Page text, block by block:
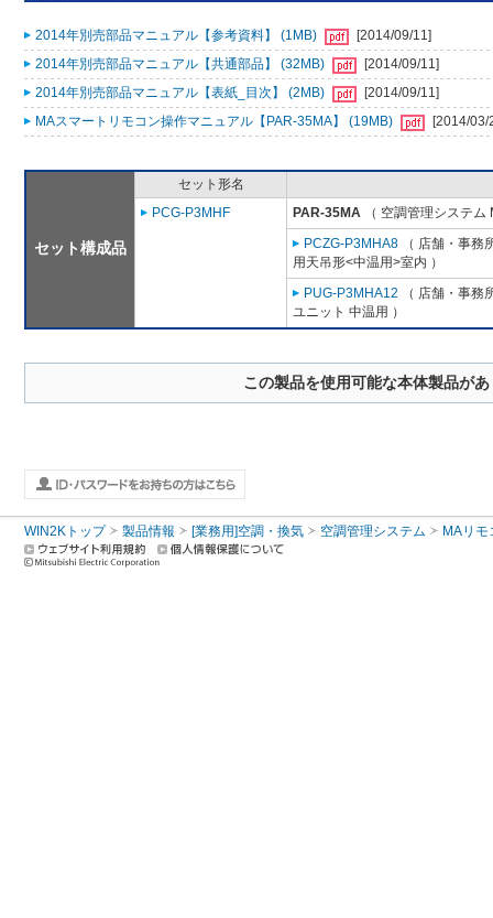
2014年別売部品マニュアル【参考資料】 (1MB)
[2014/09/11]
2014年別売部品マニュアル【共通部品】 (32MB)
[2014/09/11]
2014年別売部品マニュアル【表紙_目次】 (2MB)
[2014/09/11]
MAスマートリモコン操作マニュアル【PAR-35MA】 (19MB)
[2014/03/
セット構成品
セット形名
PCG-P3MHF
PAR-35MA （ 空調管理システム
PCZG-P3MHA8 （ 店舗・事務
用天吊形<中温用>室内 ）
PUG-P3MHA12 （ 店舗・事務
ユニット 中温用 ）
この製品を使用可能な本体製品が
WIN2Kトップ 製品情報 [業務用]空調・換気 空調管理システム MAリモ